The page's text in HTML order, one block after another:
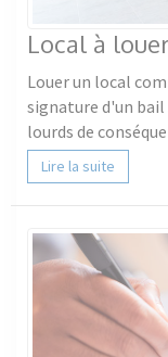
Local à
Louer un local
signature d'un bail
lourds de
Lire la suite